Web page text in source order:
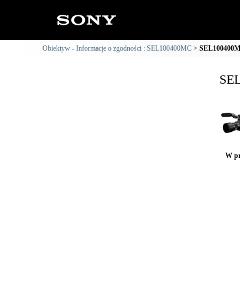
Obiektyw - Informacje o zgodności : SEL100400MC
W